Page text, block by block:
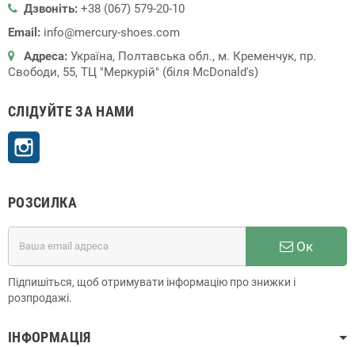
Дзвоніть: +38 (067) 579-20-10
Email: info@mercury-shoes.com
Адреса: Україна, Полтавська обл., м. Кременчук, пр.
Свободи, 55, ТЦ "Меркурій" (біля McDonald's)
СЛІДУЙТЕ ЗА НАМИ
РОЗСИЛКА
Ок
Підпишіться, щоб отримувати інформацію про знижки і
розпродажі.
ІНФОРМАЦІЯ